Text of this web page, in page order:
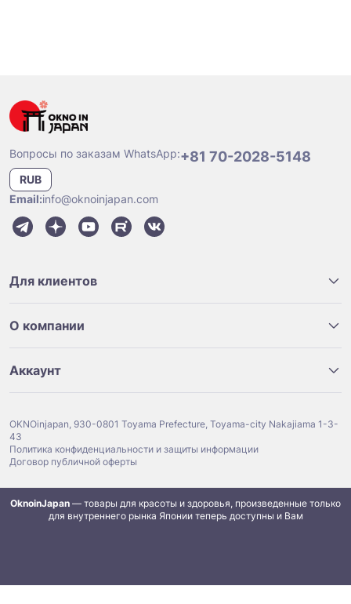
Вопросы по заказам WhatsApp:+81 70-2028-5148
RUB
Email:info@oknoinjapan.com
Для клиентов
О компании
Аккаунт
OKNOinjapan, 930-0801 Toyama Prefecture, Toyama-city Nakajiama 1-3-
43
Политика конфиденциальности и защиты информации
Договор публичной оферты
OknoinJapan — товары для красоты и здоровья, произведенные только
для внутреннего рынка Японии теперь доступны и Вам